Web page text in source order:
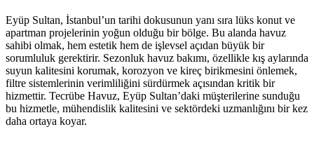
Eyüp Sultan, İstanbul’un tarihi dokusunun yanı sıra lüks konut ve
apartman projelerinin yoğun olduğu bir bölge. Bu alanda havuz
sahibi olmak, hem estetik hem de işlevsel açıdan büyük bir
sorumluluk gerektirir. Sezonluk havuz bakımı, özellikle kış aylarında
suyun kalitesini korumak, korozyon ve kireç birikmesini önlemek,
filtre sistemlerinin verimliliğini sürdürmek açısından kritik bir
hizmettir. Tecrübe Havuz, Eyüp Sultan’daki müşterilerine sunduğu
bu hizmetle, mühendislik kalitesini ve sektördeki uzmanlığını bir kez
daha ortaya koyar.